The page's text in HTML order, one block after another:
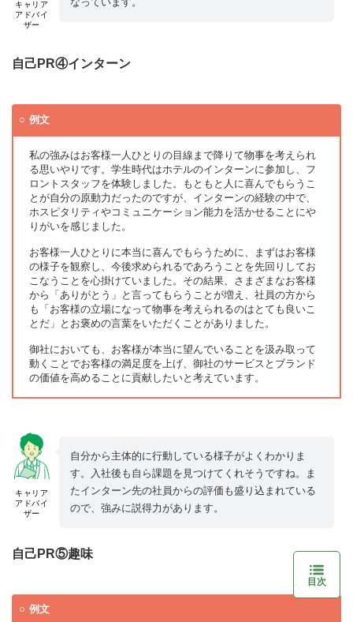
キャリア
アドバイ
ザー
自己PR④インターン
例文
私の強みはお客様一人ひとりの目線まで降りて物事を考えられ
る思いやりです。学生時代はホテルのインターンに参加し、フ
ロントスタッフを体験しました。もともと人に喜んでもらうこ
とが自分の原動力だったのですが、インターンの経験の中で、
ホスピタリティやコミュニケーション能力を活かせることにや
りがいを感じました。
お客様一人ひとりに本当に喜んでもらうために、まずはお客様
の様子を観察し、今後求められるであろうことを先回りしてお
こなうことを心掛けていました。その結果、さまざまなお客様
から「ありがとう」と言ってもらうことが増え、社員の方から
も「お客様の立場になって物事を考えられるのはとても良いこ
とだ」とお褒めの言葉をいただくことがありました。
御社においても、お客様が本当に望んでいることを汲み取って
動くことでお客様の満足度を上げ、御社のサービスとブランド
の価値を高めることに貢献したいと考えています。
キャリア
アドバイ
ザー
自分から主体的に行動している様子がよくわかりま
す。入社後も自ら課題を見つけてくれそうですね。ま
たインターン先の社員からの評価も盛り込まれている
ので、強みに説得力があります。
自己PR⑤趣味
例文
目次